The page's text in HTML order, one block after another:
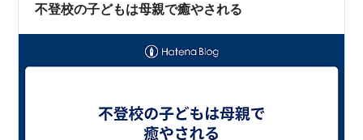
不登校の子どもは母親で癒やされる